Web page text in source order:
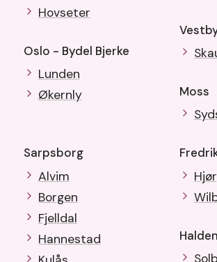
Hovseter
Oslo - Bydel Bjerke
Lunden
Økernly
Moss
Sarpsborg
Alvim
Borgen
Fjelldal
Hannestad
Halden